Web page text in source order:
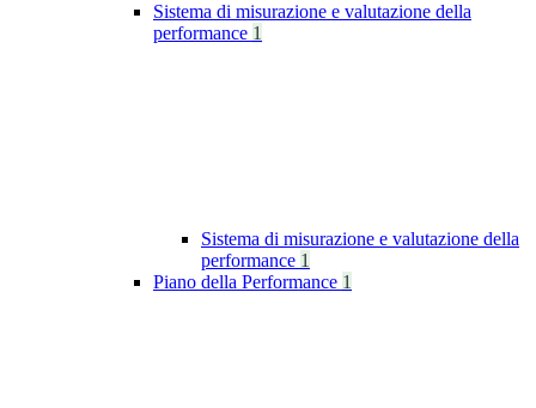
Sistema di misurazione e valutazione della
performance 1
Sistema di misurazione e valutazione della
performance 1
Piano della Performance 1